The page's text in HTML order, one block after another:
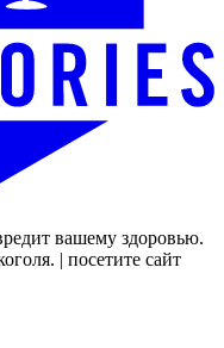
вашему здоровью.
| посетите сайт